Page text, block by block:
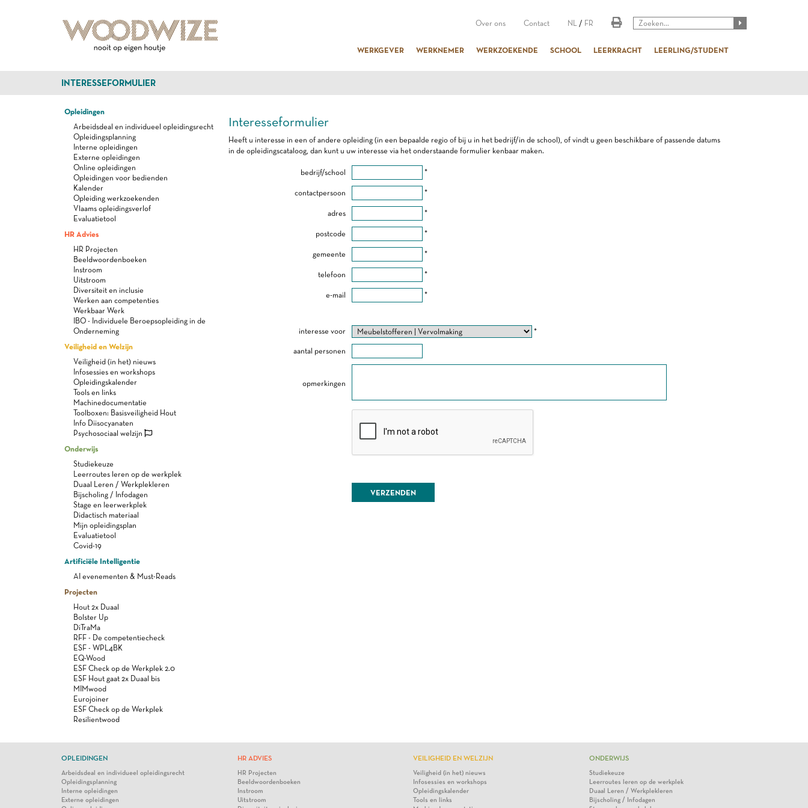
Over ons Contact NL / FR
WERKGEVER WERKNEMER WERKZOEKENDE SCHOOL LEERKRACHT LEERLING/STUDENT
INTERESSEFORMULIER
Opleidingen
Arbeidsdeal en individueel opleidingsrecht
Opleidingsplanning
Interne opleidingen
Externe opleidingen
Online opleidingen
Opleidingen voor bedienden
Kalender
Opleiding werkzoekenden
Vlaams opleidingsverlof
Evaluatietool
HR Advies
HR Projecten
Beeldwoordenboeken
Instroom
Uitstroom
Diversiteit en inclusie
Werken aan competenties
Werkbaar Werk
IBO - Individuele Beroepsopleiding in de
Onderneming
Veiligheid en Welzijn
Veiligheid (in het) nieuws
Infosessies en workshops
Opleidingskalender
Tools en links
Machinedocumentatie
Toolboxen: Basisveiligheid Hout
Info Diisocyanaten
Psychosociaal welzijn
Onderwijs
Studiekeuze
Leerroutes leren op de werkplek
Duaal Leren / Werkplekleren
Bijscholing / Infodagen
Stage en leerwerkplek
Didactisch materiaal
Mijn opleidingsplan
Evaluatietool
Covid-19
Artificiële Intelligentie
AI evenementen & Must-Reads
Projecten
Hout 2x Duaal
Bolster Up
DiTraMa
RFF - De competentiecheck
ESF - WPL4BK
EQ-Wood
ESF Check op de Werkplek 2.0
ESF Hout gaat 2x Duaal bis
MIMwood
Eurojoiner
ESF Check op de Werkplek
Resilientwood
Interesseformulier
Heeft u interesse in een of andere opleiding (in een bepaalde regio of bij u in het bedrijf/in de school), of vindt u geen beschikbare of passende datums
in de opleidingscataloog, dan kunt u uw interesse via het onderstaande formulier kenbaar maken.
bedrijf/school *
contactpersoon *
adres *
postcode *
gemeente *
telefoon *
e-mail *
interesse voor *
aantal personen
opmerkingen
OPLEIDINGEN
Arbeidsdeal en individueel opleidingsrecht
Opleidingsplanning
Interne opleidingen
Externe opleidingen
HR ADVIES
HR Projecten
Beeldwoordenboeken
Instroom
Uitstroom
VEILIGHEID EN WELZIJN
Veiligheid (in het) nieuws
Infosessies en workshops
Opleidingskalender
Tools en links
ONDERWIJS
Studiekeuze
Leerroutes leren op de werkplek
Duaal Leren / Werkplekleren
Bijscholing / Infodagen